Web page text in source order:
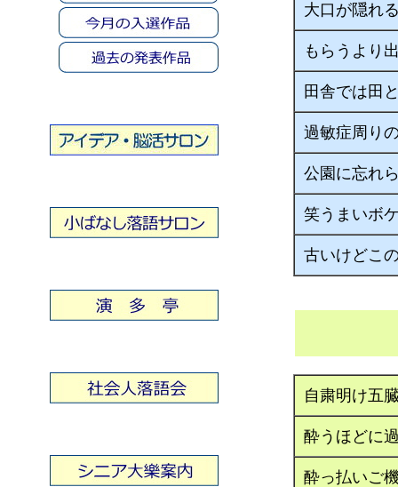
大口が隠れ
もらうより
田舎では田
過敏症周り
公園に忘れ
笑うまいボ
古いけどこ
自粛明け五
酔うほどに
酔っ払いご